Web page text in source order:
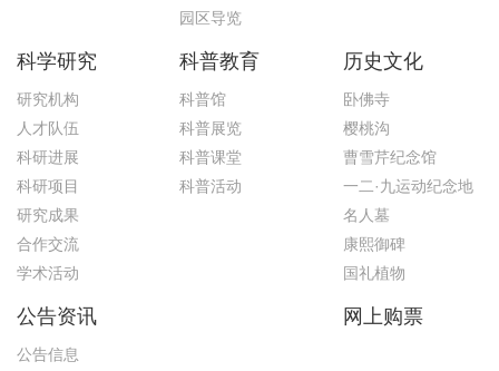
园区导览
科学研究
研究机构
人才队伍
科研进展
科研项目
研究成果
合作交流
学术活动
科普教育
科普馆
科普展览
科普课堂
科普活动
历史文化
卧佛寺
樱桃沟
曹雪芹纪念馆
一二·九运动纪念地
名人墓
康熙御碑
国礼植物
公告资讯
公告信息
网上购票